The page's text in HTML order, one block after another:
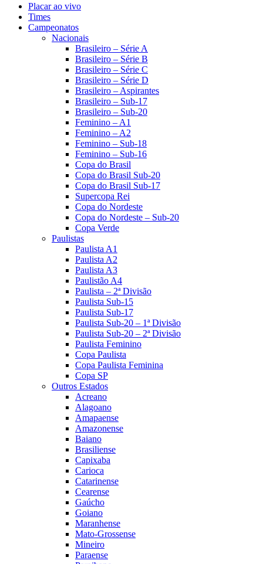
Placar ao vivo
Times
Campeonatos
Nacionais
Brasileiro – Série A
Brasileiro – Série B
Brasileiro – Série C
Brasileiro – Série D
Brasileiro – Aspirantes
Brasileiro – Sub-17
Brasileiro – Sub-20
Feminino – A1
Feminino – A2
Feminino – Sub-18
Feminino – Sub-16
Copa do Brasil
Copa do Brasil Sub-20
Copa do Brasil Sub-17
Supercopa Rei
Copa do Nordeste
Copa do Nordeste – Sub-20
Copa Verde
Paulistas
Paulista A1
Paulista A2
Paulista A3
Paulistão A4
Paulista – 2ª Divisão
Paulista Sub-15
Paulista Sub-17
Paulista Sub-20 – 1ª Divisão
Paulista Sub-20 – 2ª Divisão
Paulista Feminino
Copa Paulista
Copa Paulista Feminina
Copa SP
Outros Estados
Acreano
Alagoano
Amapaense
Amazonense
Baiano
Brasiliense
Capixaba
Carioca
Catarinense
Cearense
Gaúcho
Goiano
Maranhense
Mato-Grossense
Mineiro
Paraense